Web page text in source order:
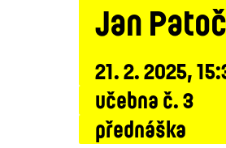
Jan
21. 2. 2025,
učebna č. 3
přednáška